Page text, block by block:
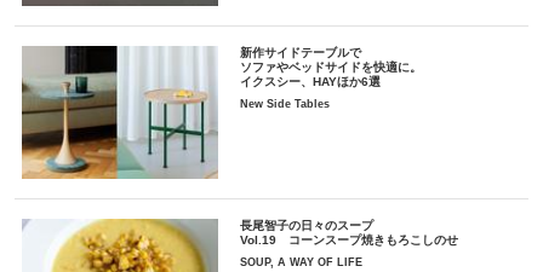
新作サイドテーブルで
ソファやベッドサイドを快適に。
イクスシー、HAYほか6選
New Side Tables
長尾智子の日々のスープ
Vol.19 コーンスープ焼きもろこしのせ
SOUP, A WAY OF LIFE